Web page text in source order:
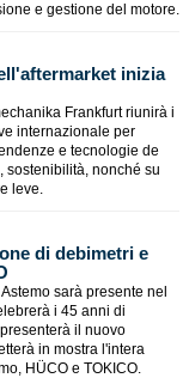
e gestione del motore.
inizia
Frankfurt riunirà i
internazionale per
e tecnologie de
sostenibilità, nonché su
leve.
di debimetri e
sarà presente nel
i 45 anni di
il nuovo
in mostra l'intera
HÜCO e TOKICO.